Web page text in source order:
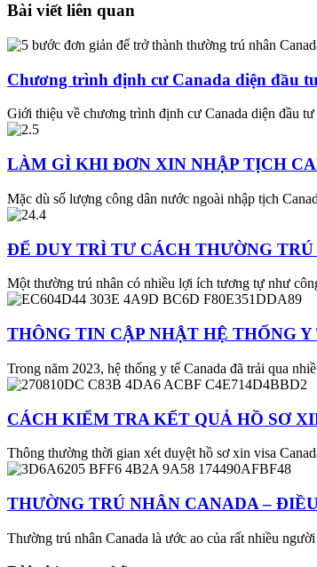
Bài viết liên quan
Chương trình định cư Canada diện đầu
Giới thiệu về chương trình định cư Canada diện đầu
LÀM GÌ KHI ĐƠN XIN NHẬP TỊCH
Mặc dù số lượng công dân nước ngoài nhập tịch
ĐỂ DUY TRÌ TƯ CÁCH THƯỜNG
Một thường trú nhân có nhiều lợi ích tương tự như
THÔNG TIN CẬP NHẬT HỆ THỐNG
Trong năm 2023, hệ thống y tế Canada đã trải qua
CÁCH KIỂM TRA KẾT QUẢ HỒ SƠ
Thông thường thời gian xét duyệt hồ sơ xin visa
THƯỜNG TRÚ NHÂN CANADA –
Thường trú nhân Canada là ước ao của rất nhiều